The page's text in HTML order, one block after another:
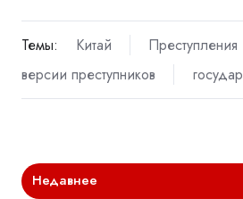
Темы: Китай
Преступления
версии преступников
Недавнее